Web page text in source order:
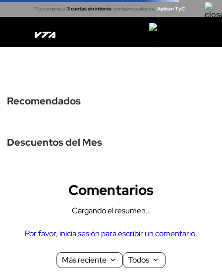
Tus compras a 3 cuotas sin interés con bancos aliados. Aplican TyC
Recomendados
Descuentos del Mes
Comentarios
Cargando el resumen…
Por favor, inicia sesión para escribir un comentario.
Más reciente Todos